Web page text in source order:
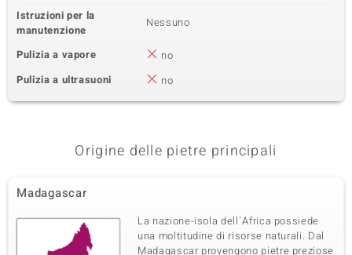
Istruzioni per la
manutenzione
Nessuno
Pulizia a vapore
no
Pulizia a ultrasuoni
no
Origine delle pietre principali
Madagascar
La nazione-isola dell´Africa possiede
una moltitudine di risorse naturali. Dal
Madagascar provengono pietre preziose